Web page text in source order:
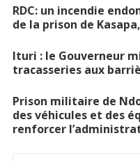
RDC: un incendie
de la prison de
Ituri : le Gouverneur
tracasseries aux
Prison militaire de
des véhicules et des
renforcer